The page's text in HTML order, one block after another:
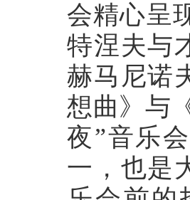
会精心呈
特涅夫与
赫马尼诺
想曲》与
夜”音乐
一，也是